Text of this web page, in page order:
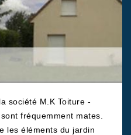
société M.K Toiture -
fréquemment mates.
les éléments du jardin